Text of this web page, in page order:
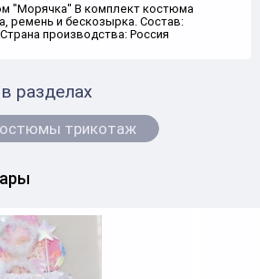
"Морячка" В комплект костюма
ремень и бескозырка. Состав:
производства: Россия
разделах
трикотаж